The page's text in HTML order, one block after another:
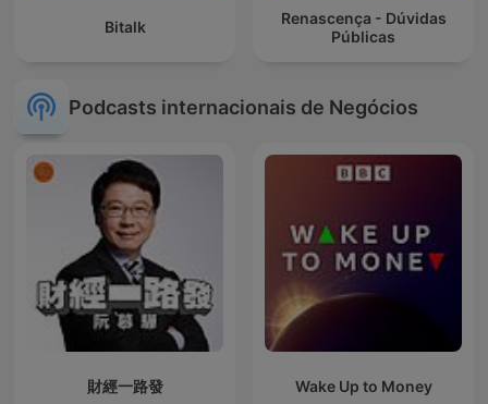
Bitalk
Renascença - Dúvidas
Públicas
Podcasts internacionais de Negócios
財經一路發 Wake Up to Money